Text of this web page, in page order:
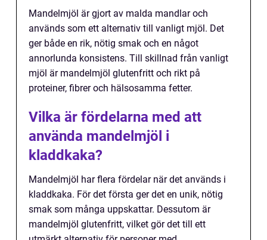
Mandelmjöl är gjort av malda mandlar och
används som ett alternativ till vanligt mjöl. Det
ger både en rik, nötig smak och en något
annorlunda konsistens. Till skillnad från vanligt
mjöl är mandelmjöl glutenfritt och rikt på
proteiner, fibrer och hälsosamma fetter.
Vilka är fördelarna med att
använda mandelmjöl i
kladdkaka?
Mandelmjöl har flera fördelar när det används i
kladdkaka. För det första ger det en unik, nötig
smak som många uppskattar. Dessutom är
mandelmjöl glutenfritt, vilket gör det till ett